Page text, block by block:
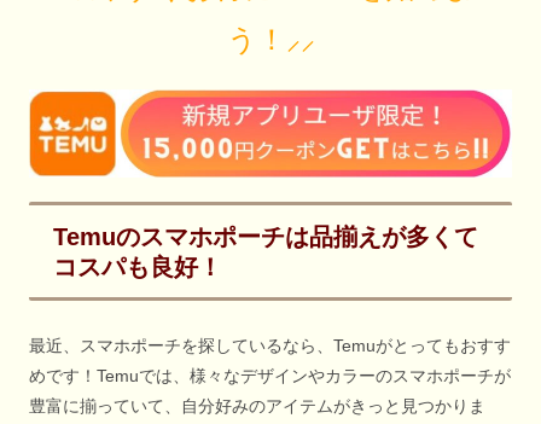
う！⸝⸝
Temuのスマホポーチは品揃えが多くて
コスパも良好！
最近、スマホポーチを探しているなら、Temuがとってもおすす
めです！Temuでは、様々なデザインやカラーのスマホポーチが
豊富に揃っていて、自分好みのアイテムがきっと見つかりま